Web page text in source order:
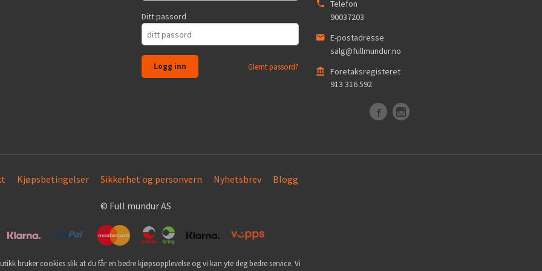
Ditt passord
Glemt passord?
Telefon
90037203
E-postadresse
salg@fullmundur.no
Foretaksregisteret
913 316 592
Kjøpsbetingelser Sikkerhet og personvern Nyhetsbrev Blogg
© Full mundur AS
bruker cookies slik at du får en bedre kjøpsopplevelse og vi kan yte deg bedre service. Vi